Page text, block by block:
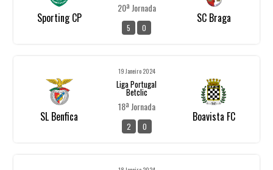
Sporting CP
20ª Jornada
5 0
SC Braga
SL Benfica
19 Janeiro 2024
Liga Portugal
Betclic
18ª Jornada
2 0
Boavista FC